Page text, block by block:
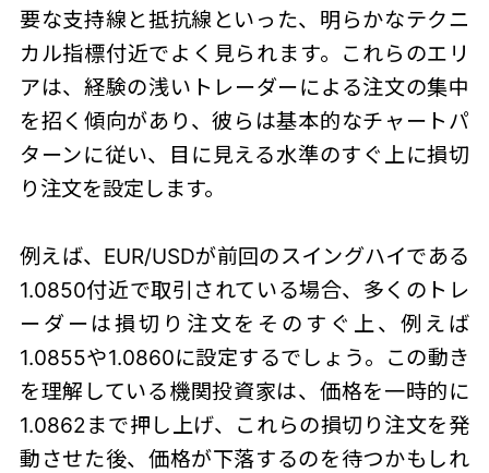
要な支持線と抵抗線といった、明らかなテクニ
カル指標付近でよく見られます。これらのエリ
アは、経験の浅いトレーダーによる注文の集中
を招く傾向があり、彼らは基本的なチャートパ
ターンに従い、目に見える水準のすぐ上に損切
り注文を設定します。
例えば、EUR/USDが前回のスイングハイである
1.0850付近で取引されている場合、多くのトレ
ーダーは損切り注文をそのすぐ上、例えば
1.0855や1.0860に設定するでしょう。この動き
を理解している機関投資家は、価格を一時的に
1.0862まで押し上げ、これらの損切り注文を発
動させた後、価格が下落するのを待つかもしれ